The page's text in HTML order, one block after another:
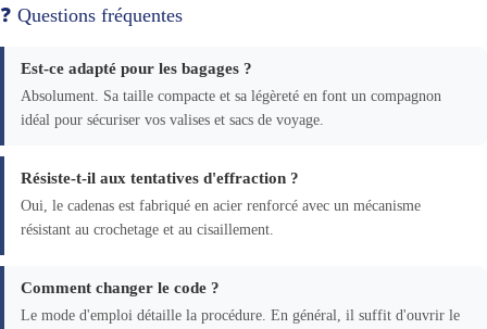
❓ Questions fréquentes
Est-ce adapté pour les bagages ?
Absolument. Sa taille compacte et sa légèreté en font un compagnon
idéal pour sécuriser vos valises et sacs de voyage.
Résiste-t-il aux tentatives d'effraction ?
Oui, le cadenas est fabriqué en acier renforcé avec un mécanisme
résistant au crochetage et au cisaillement.
Comment changer le code ?
Le mode d'emploi détaille la procédure. En général, il suffit d'ouvrir le